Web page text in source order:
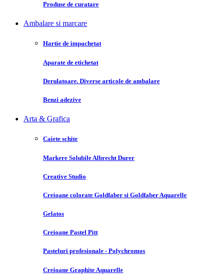
Produse de curatare
Ambalare si marcare
Hartie de impachetat
Aparate de etichetat
Derulatoare. Diverse articole de ambalare
Benzi adezive
Arta & Grafica
Caiete schite
Markere Solubile Albrecht Durer
Creative Studio
Creioane colorate Goldfaber si Goldfaber Aquarelle
Gelatos
Creioane Pastel Pitt
Pasteluri profesionale - Polychromos
Creioane Graphite Aquarelle